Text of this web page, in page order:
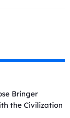
Bringer
the Civilization